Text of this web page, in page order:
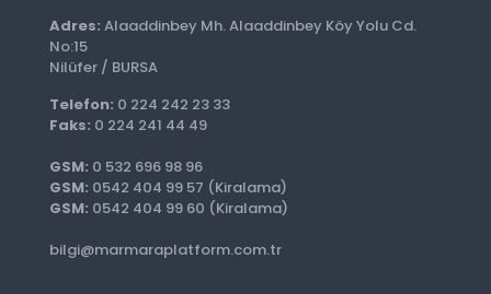
Adres: Alaaddinbey Mh. Alaaddinbey Köy Yolu Cd.
No:15
Nilüfer / BURSA
Telefon: 0 224 242 23 33
Faks: 0 224 241 44 49
GSM: 0 532 696 98 96
GSM: 0542 404 99 57 (Kiralama)
GSM: 0542 404 99 60 (Kiralama)
bilgi@marmaraplatform.com.tr